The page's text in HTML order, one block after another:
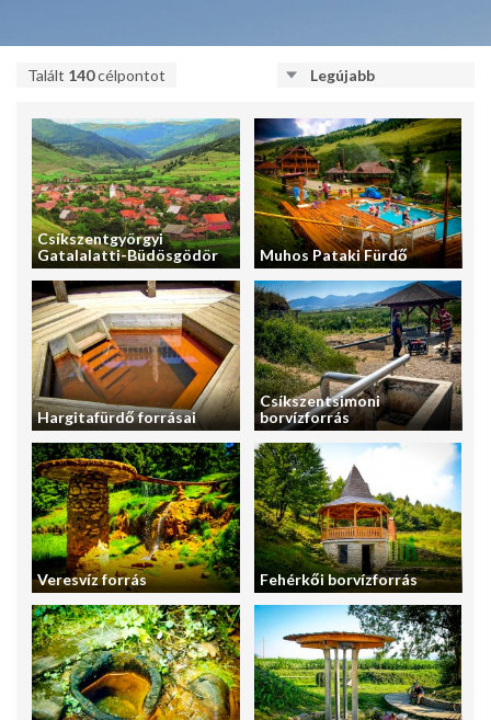
Talált 140célpontot Legújabb
Csíkszentgyörgyi
Gatalalatti-Büdösgödör
Muhos Pataki Fürdő
Hargitafürdő forrásai
Csíkszentsimoni
borvízforrás
Veresvíz forrás Fehérkői borvízforrás